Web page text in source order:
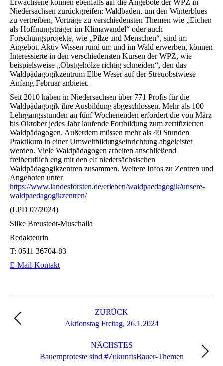
Erwachsene können ebenfalls auf die Angebote der WPZ in
Niedersachsen zurückgreifen: Waldbaden, um den Winterblues
zu vertreiben, Vorträge zu verschiedensten Themen wie „Eichen
als Hoffnungsträger im Klimawandel“ oder auch
Forschungsprojekte, wie „Pilze und Menschen“, sind im
Angebot. Aktiv Wissen rund um und im Wald erwerben, können
Interessierte in den verschiedensten Kursen der WPZ, wie
beispielsweise „Obstgehölze richtig schneiden“, den das
Waldpädagogikzentrum Elbe Weser auf der Streuobstwiese
Anfang Februar anbietet.
Seit 2010 haben in Niedersachsen über 771 Profis für die
Waldpädagogik ihre Ausbildung abgeschlossen. Mehr als 100
Lehrgangsstunden an fünf Wochenenden erfordert die von März
bis Oktober jedes Jahr laufende Fortbildung zum zertifizierten
Waldpädagogen. Außerdem müssen mehr als 40 Stunden
Praktikum in einer Umweltbildungseinrichtung abgeleistet
werden. Viele Waldpädagogen arbeiten anschließend
freiberuflich eng mit den elf niedersächsischen
Waldpädagogikzentren zusammen. Weitere Infos zu Zentren und
Angeboten unter
https://www.landesforsten.de/erleben/waldpaedagogik/unsere-
waldpaedagogikzentren/
(LPD 07/2024)
Silke Breustedt-Muschalla
Redakteurin
T: 0511 36704-83
E-Mail-Kontakt
ZURÜCK
Vorheriger
Aktionstag Freitag, 26.1.2024
NÄCHSTES
Nächster
Bauernproteste sind #ZukunftsBauer-Themen